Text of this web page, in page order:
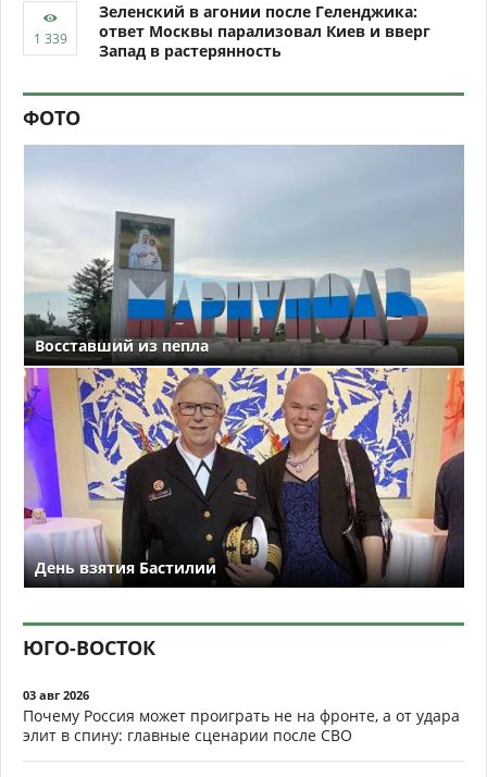
Зеленский в агонии после Геленджика:
ответ Москвы парализовал Киев и вверг
Запад в растерянность
ФОТО
Восставший из пепла
День взятия Бастилии
ЮГО-ВОСТОК
03 авг 2026
Почему Россия может проиграть не на фронте, а от удара
элит в спину: главные сценарии после СВО